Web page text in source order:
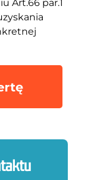
Art.66 par.1